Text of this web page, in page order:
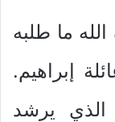
ما طلبه
إبراهيم.
الذي يرشد